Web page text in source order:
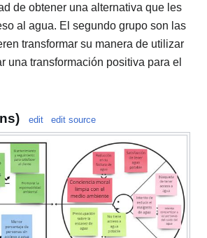
de obtener una alternativa que les
al agua. El segundo grupo son las
transformar su manera de utilizar
una transformación positiva para el
edit edit source